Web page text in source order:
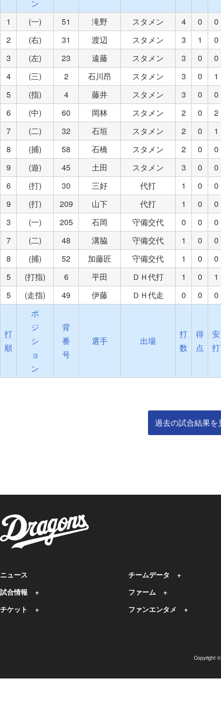
ン
1 (一) 51 滝野 スタメン 4 0
0
2
(右) 31 渡辺 スタメン 3 1
0
3
(左) 23 遠藤 スタメン 3 0
0
4
(三) 2 石川昂 スタメン 3 0
1
5
(指) 4 藤井 スタメン 3 0
0
6
(中) 60 岡林 スタメン 2 0
2
7
(二) 32 石垣 スタメン 2 0
1
8
(捕) 58 石橋 スタメン 2 0
0
9
(遊) 45 土田 スタメン 3 0
0
6
(打) 30 三好 代打 1 0
0
9
(打) 209 山下 代打 1 0
0
3
(一) 205 石岡 守備交代 0 0
0
7
(二) 48 溝脇 守備交代 1 0
0
8
(捕) 52 加藤匠 守備交代 1 0
0
5
(打指) 6 平田 ＤＨ代打 1 0
1
5
(走指) 49 伊藤 ＤＨ代走 0 0 0
打
順
ポ
ジ
シ
ョ
ン
背
番
号
選手 出場
打
数
得
点
安
打
過去の試合結果
ニュース
試合情報
チケット
チームデータ
ファーム
ファンエンタメ
Copyright